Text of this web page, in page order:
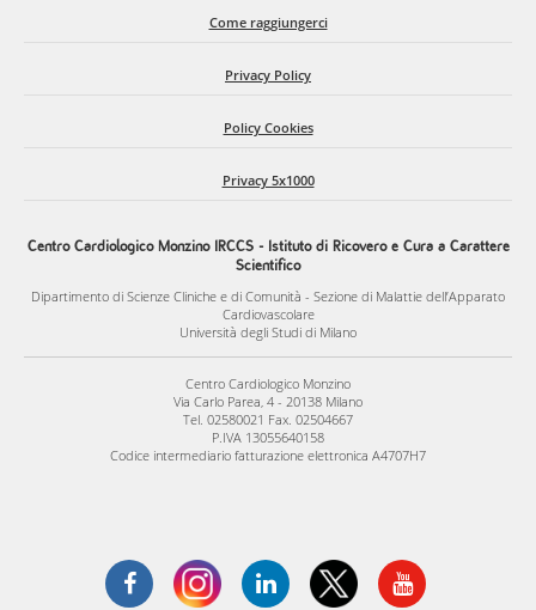
Come raggiungerci
Privacy Policy
Policy Cookies
Privacy 5x1000
Centro Cardiologico Monzino IRCCS - Istituto di Ricovero e Cura a Carattere
Scientifico
Dipartimento di Scienze Cliniche e di Comunità - Sezione di Malattie dell’Apparato
Cardiovascolare
Università degli Studi di Milano
Centro Cardiologico Monzino
Via Carlo Parea, 4 - 20138 Milano
Tel. 02580021 Fax. 02504667
P.IVA 13055640158
Codice intermediario fatturazione elettronica A4707H7